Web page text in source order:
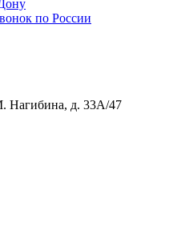
по России
Нагибина, д. 33А/47